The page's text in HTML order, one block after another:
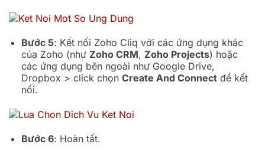
Bước 5: Kết nối Zoho Cliq với các ứng dụng khác
của Zoho (như Zoho CRM, Zoho Projects) hoặc
các ứng dụng bên ngoài như Google Drive,
Dropbox > click chọn Create And Connectđể kết
nối.
Bước 6: Hoàn tất.